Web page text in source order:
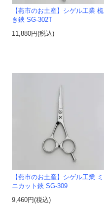
【燕市のお土産】シゲル工業 梳
き鋏 SG-302T
11,880円(税込)
【燕市のお土産】シゲル工業 ミ
ニカット鋏 SG-309
9,460円(税込)